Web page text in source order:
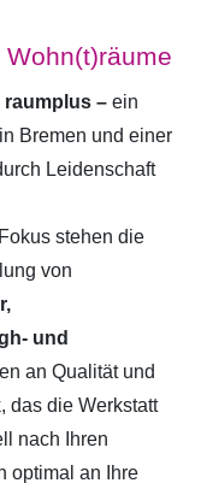
raumplus – ein
Bremen und einer
Leidenschaft
stehen die
von
und
an Qualität und
das die Werkstatt
nach Ihren
optimal an Ihre